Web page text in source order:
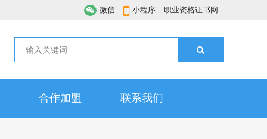
微信 小程序 职业资格证书网
合作加盟 联系我们